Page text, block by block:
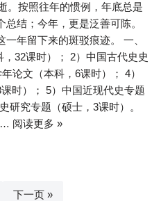
。按照往年的惯例，年底总是
结；今年，更是泛善可陈。
年留下来的斑驳痕迹。 一、
32课时）； 2）中国古代史史
论文（本科，6课时）； 4）
时）； 5）中国近现代史专题
研究专题（硕士，3课时）。
阅读更多 »
下一页 »